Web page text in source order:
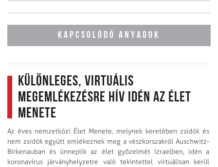
KAPCSOLÓDÓ ANYAGOK
Különleges, virtuális
megemlékezésre hív idén az Élet
Menete
Az éves nemzetközi Élet Menete, melynek keretében zsidók és
nem zsidók együtt emlékeznek meg a vészkorszakról Auschwitz-
Birkenauban és ünneplik az élet győzelmét Izraelben, idén a
koronavírus járványhelyzetre való tekintettel virtuálisan kerül